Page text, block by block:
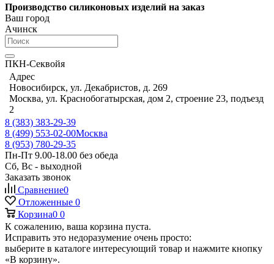
Производство силиконовых изделий на заказ
Ваш город
Ачинск
ПКН-Секвойя
Адрес
Новосибирск, ул. Декабристов, д. 269
Москва, ул. Краснобогатырская, дом 2, строение 23, подъезд
2
8 (383) 383-29-39
8 (499) 553-02-00Москва
8 (953) 780-29-35
Пн-Пт 9.00-18.00 без обеда
Сб, Вс - выходной
Заказать звонок
Сравнение0
Отложенные 0
Корзина0 0
К сожалению, ваша корзина пуста.
Исправить это недоразумение очень просто:
выберите в каталоге интересующий товар и нажмите кнопку
«В корзину».